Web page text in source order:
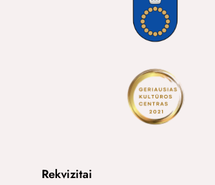
Rekvizitai